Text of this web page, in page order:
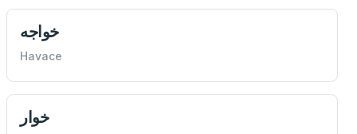
خواجه
Havace
خوار